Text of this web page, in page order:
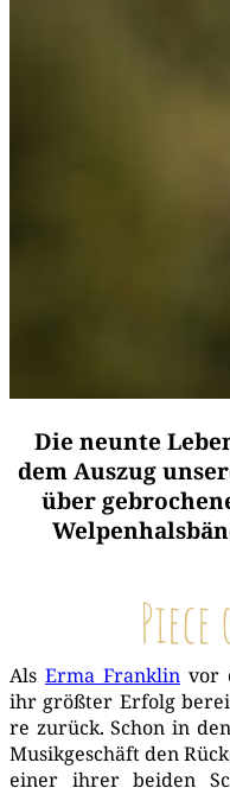
Die neunte
dem Auszug
über
Als Erma Frank­lin vor
ihr größ­ter Erfolg
re zurück. Schon in
Musik­ge­schäft den
einer ihrer bei­den